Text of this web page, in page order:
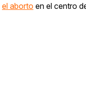
el aborto en el centro